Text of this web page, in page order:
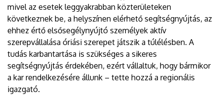
mivel az esetek leggyakrabban közterületeken
következnek be, a helyszínen elérhető segítségnyújtás, az
ehhez értő elsősegélynyújtó személyek aktív
szerepvállalása óriási szerepet játszik a túlélésben. A
tudás karbantartása is szükséges a sikeres
segítségnyújtás érdekében, ezért vállaltuk, hogy bármikor
a kar rendelkezésére állunk – tette hozzá a regionális
igazgató.